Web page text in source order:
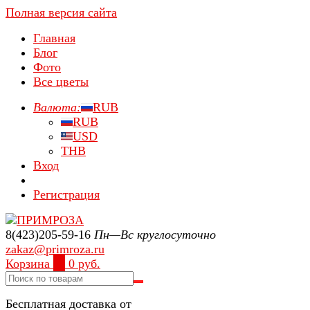
Полная версия сайта
Главная
Блог
Фото
Все цветы
Валюта:
RUB
RUB
USD
THB
Вход
Регистрация
8(423)205-59-16 Пн—Вс круглосуточно
zakaz@primroza.ru
Корзина
0 руб.
Бесплатная доставка от